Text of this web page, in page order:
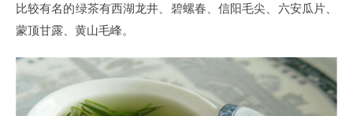
比较有名的绿茶有西湖龙井、碧螺春、信阳毛尖、六安瓜片、
蒙顶甘露、黄山毛峰。